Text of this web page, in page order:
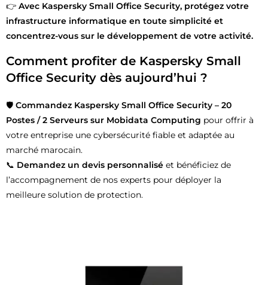
👉 Avec Kaspersky Small Office Security, protégez votre
infrastructure informatique en toute simplicité et
concentrez-vous sur le développement de votre activité.
Comment profiter de Kaspersky Small
Office Security dès aujourd’hui ?
🛡️ Commandez Kaspersky Small Office Security – 20
Postes / 2 Serveurs sur Mobidata Computing pour offrir à
votre entreprise une cybersécurité fiable et adaptée au
marché marocain.
📞 Demandez un devis personnalisé et bénéficiez de
l’accompagnement de nos experts pour déployer la
meilleure solution de protection.